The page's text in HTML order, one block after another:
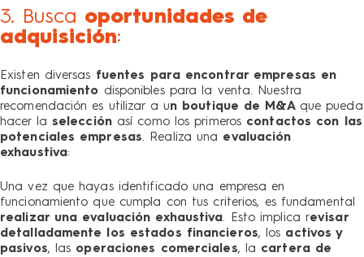
3. Busca oportunidades de
adquisición:
Existen diversas fuentes para encontrar empresas en
funcionamiento disponibles para la venta. Nuestra
recomendación es utilizar a un boutique de M&A que pueda
hacer la selección así como los primeros contactos con las
potenciales empresas. Realiza una evaluación
exhaustiva:
Una vez que hayas identificado una empresa en
funcionamiento que cumpla con tus criterios, es fundamental
realizar una evaluación exhaustiva. Esto implica revisar
detalladamente los estados financieros, los activos y
pasivos, las operaciones comerciales, la cartera de